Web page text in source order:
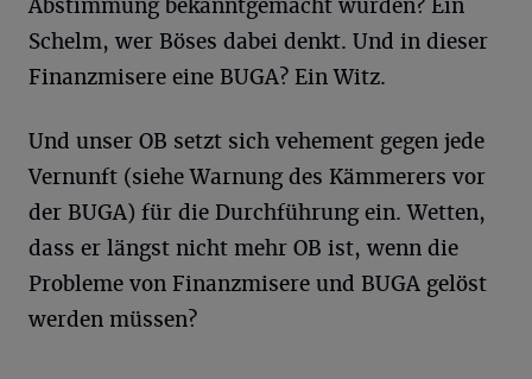
Abstimmung bekanntgemacht wurden? Ein
Schelm, wer Böses dabei denkt. Und in dieser
Finanzmisere eine BUGA? Ein Witz.
Und unser OB setzt sich vehement gegen jede
Vernunft (siehe Warnung des Kämmerers vor
der BUGA) für die Durchführung ein. Wetten,
dass er längst nicht mehr OB ist, wenn die
Probleme von Finanzmisere und BUGA gelöst
werden müssen?